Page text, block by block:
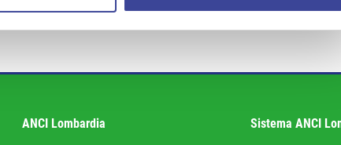
ANCI Lombardia Sistema ANCI